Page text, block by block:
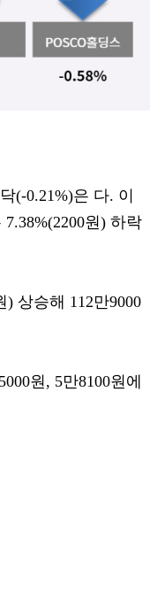
(-0.21%)은 다. 이
원) 하락
) 상승해 112만9000
원, 5만8100원에